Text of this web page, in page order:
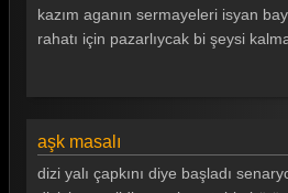
kazım aganın sermayeleri isyan
rahatı için pazarlıycak bi şeysi
aşk masalı
dizi yalı çapkını diye başladı